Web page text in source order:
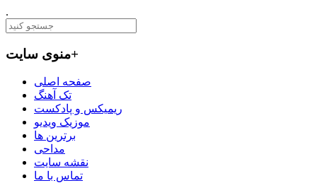
.
منوی سایت+
صفحه اصلی
تک آهنگ
ریمیکس و پادکست
موزیک ویدیو
برترین ها
مداحی
نقشه سایت
تماس با ما